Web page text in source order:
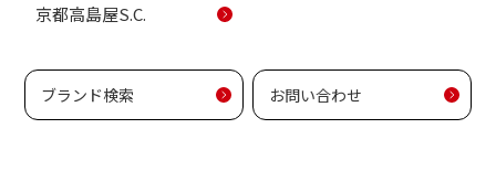
京都高島屋S.C.
ブランド検索 お問い合わせ